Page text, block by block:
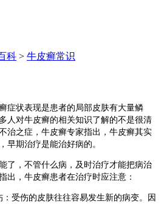
科 > 牛皮癣常识
症状表现是患者的局部皮肤有大量鳞
人对牛皮癣的相关知识了解的不是很清
治之症，牛皮癣专家指出，牛皮癣其实
早期治疗是能治好病的。
了，不管什么病，及时治疗才能把病治
出，牛皮癣患者在治疗时应注意：
受伤的皮肤往往容易发生新的病变。因